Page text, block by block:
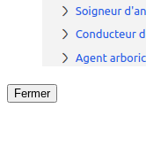
Fermer